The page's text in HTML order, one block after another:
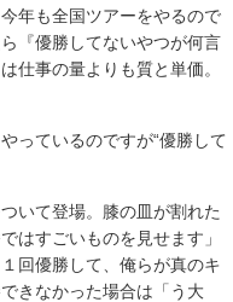
年も全国ツアーをやるので
『優勝してないやつが何言
仕事の量よりも質と単価。
っているのですが“優勝して
いて登場。膝の皿が割れた
はすごいものを見せます」
回優勝して、俺らが真のキ
きなかった場合は「う大